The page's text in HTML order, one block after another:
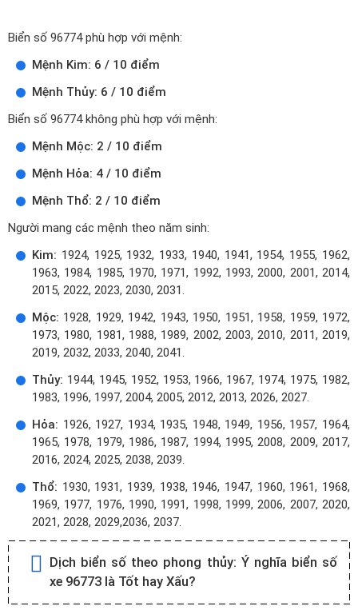
Biển số 96774 phù hợp với mệnh:
Mệnh Kim: 6 / 10 điểm
Mệnh Thủy: 6 / 10 điểm
Biển số 96774 không phù hợp với mệnh:
Mệnh Mộc: 2 / 10 điểm
Mệnh Hỏa: 4 / 10 điểm
Mệnh Thổ: 2 / 10 điểm
Người mang các mệnh theo năm sinh:
Kim: 1924, 1925, 1932, 1933, 1940, 1941, 1954, 1955, 1962,
1963, 1984, 1985, 1970, 1971, 1992, 1993, 2000, 2001, 2014,
2015, 2022, 2023, 2030, 2031.
Mộc: 1928, 1929, 1942, 1943, 1950, 1951, 1958, 1959, 1972,
1973, 1980, 1981, 1988, 1989, 2002, 2003, 2010, 2011, 2019,
2019, 2032, 2033, 2040, 2041.
Thủy: 1944, 1945, 1952, 1953, 1966, 1967, 1974, 1975, 1982,
1983, 1996, 1997, 2004, 2005, 2012, 2013, 2026, 2027.
Hỏa: 1926, 1927, 1934, 1935, 1948, 1949, 1956, 1957, 1964,
1965, 1978, 1979, 1986, 1987, 1994, 1995, 2008, 2009, 2017,
2016, 2024, 2025, 2038, 2039.
Thổ: 1930, 1931, 1939, 1938, 1946, 1947, 1960, 1961, 1968,
1969, 1977, 1976, 1990, 1991, 1998, 1999, 2006, 2007, 2020,
2021, 2028, 2029,2036, 2037.
Dịch biển số theo phong thủy: Ý nghĩa biển số
xe 96773 là Tốt hay Xấu?